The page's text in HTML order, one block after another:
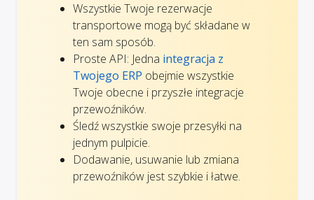
Wszystkie Twoje rezerwacje
transportowe mogą być składane w
ten sam sposób.
Proste API: Jedna integracja z
Twojego ERP obejmie wszystkie
Twoje obecne i przyszłe integracje
przewoźników.
Śledź wszystkie swoje przesyłki na
jednym pulpicie.
Dodawanie, usuwanie lub zmiana
przewoźników jest szybkie i łatwe.